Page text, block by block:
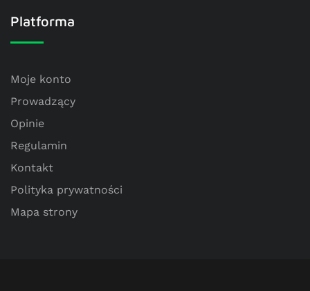
Platforma
Moje konto
Prowadzący
Opinie
Regulamin
Kontakt
Polityka prywatności
Mapa strony